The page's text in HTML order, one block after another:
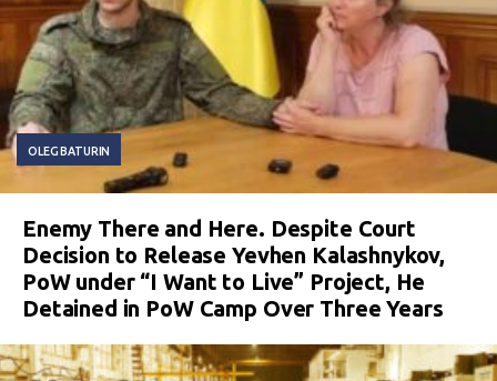
OLEG BATURIN
Enemy There and Here. Despite Court
Decision to Release Yevhen Kalashnykov,
PoW under “I Want to Live” Project, He
Detained in PoW Camp Over Three Years